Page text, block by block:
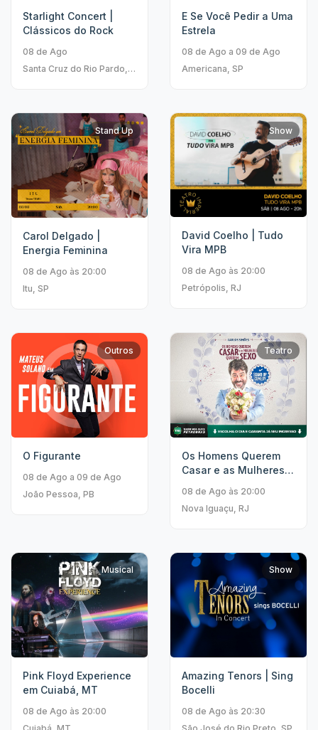
Starlight Concert |
Clássicos do Rock
08 de Ago
Santa Cruz do Rio Pardo,
E Se Você Pedir a Uma
Estrela
08 de Ago a 09 de Ago
Americana, SP
Stand Up
Carol Delgado |
Energia Feminina
08 de Ago às 20:00
Itu, SP
Show
David Coelho | Tudo
Vira MPB
08 de Ago às 20:00
Petrópolis, RJ
Outros
O Figurante
08 de Ago a 09 de Ago
João Pessoa, PB
Teatro
Os Homens Querem
Casar e as Mulheres
08 de Ago às 20:00
Nova Iguaçu, RJ
Musical
Pink Floyd Experience
em Cuiabá, MT
08 de Ago às 20:00
Show
Amazing Tenors | Sing
Bocelli
08 de Ago às 20:30